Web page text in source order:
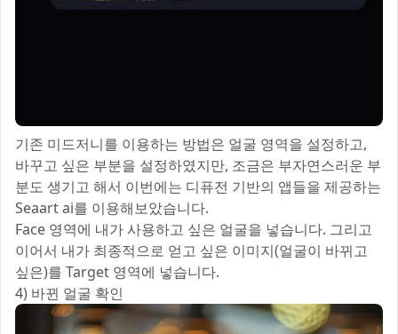
기존 미드저니를 이용하는 방법은 얼굴 영역을 설정하고,
바꾸고 싶은 부분을 설정하였지만, 조금은 부자연스러운 부
분도 생기고 해서 이번에는 디퓨전 기반의 앱들을 제공하는
Seaart ai를 이용해보았습니다.
Face 영역에 내가 사용하고 싶은 얼굴을 넣습니다. 그리고
이어서 내가 최종적으로 얻고 싶은 이미지(얼굴이 바뀌고
싶은)를 Target 영역에 넣습니다.
4) 바뀐 얼굴 확인